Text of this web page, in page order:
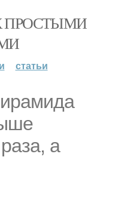
ПРОСТЫМИ
статьи
а